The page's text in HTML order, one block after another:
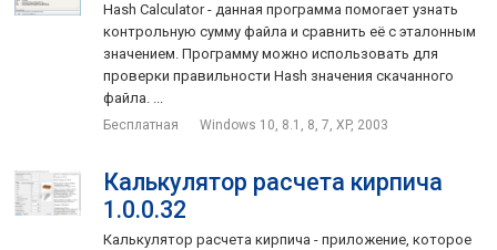
Hash Calculator - данная программа помогает узнать
контрольную сумму файла и сравнить её с эталонным
значением. Программу можно использовать для
проверки правильности Hash значения скачанного
файла. ...
Бесплатная Windows 10, 8.1, 8, 7, XP, 2003
Калькулятор расчета кирпича
1.0.0.32
Калькулятор расчета кирпича - приложение, которое